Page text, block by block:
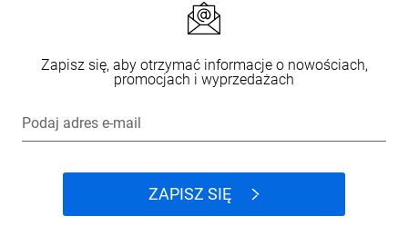
Zapisz się, aby otrzymać informacje o nowościach,
promocjach i wyprzedażach
Podaj adres e-mail
ZAPISZ SIĘ